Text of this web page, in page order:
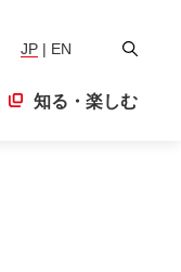
JP | EN
検
知る・楽しむ